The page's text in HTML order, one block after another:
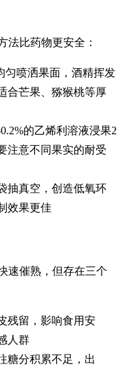
法比药物更安全：
匀喷洒果面，酒精挥发
合芒果、猕猴桃等厚
的乙烯利溶液浸果2
注意不同果实的耐受
抽真空，创造低氧环
效果更佳
速催熟，但存在三个
残留，影响食用安
人群
糖分积累不足，出